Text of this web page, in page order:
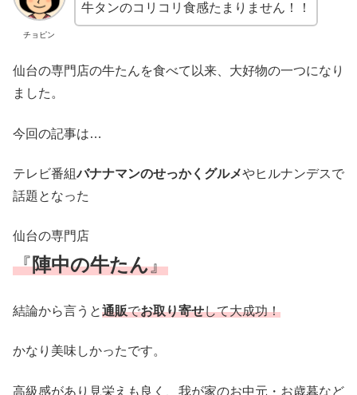
チョピン
牛タンのコリコリ食感たまりません！！
仙台の専門店の牛たんを食べて以来、大好物の一つになり
ました。
今回の記事は…
テレビ番組バナナマンのせっかくグルメやヒルナンデスで
話題となった
仙台の専門店
『陣中の牛たん』
結論から言うと通販でお取り寄せして大成功！
かなり美味しかったです。
高級感があり見栄えも良く、我が家のお中元・お歳暮など